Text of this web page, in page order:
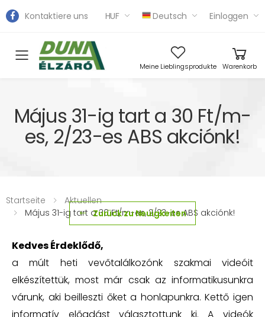
Kontaktiere uns HUF Deutsch Einloggen
Toggle mobile menu
Meine Lieblingsprodukte Warenkorb
Május 31-ig tart a 30 Ft/m-
es, 2/23-es ABS akciónk!
Startseite
Aktuellen
Május 31-ig tart a 30 Ft/m-es, 2/23-es ABS akciónk!
Zurück zu Neuigkeiten
Kedves Érdeklődő,
a múlt heti vevőtalálkozónk szakmai videóit
elkészítettük, most már csak az informatikusunkra
várunk, aki beilleszti őket a honlapunkra. Kettő igen